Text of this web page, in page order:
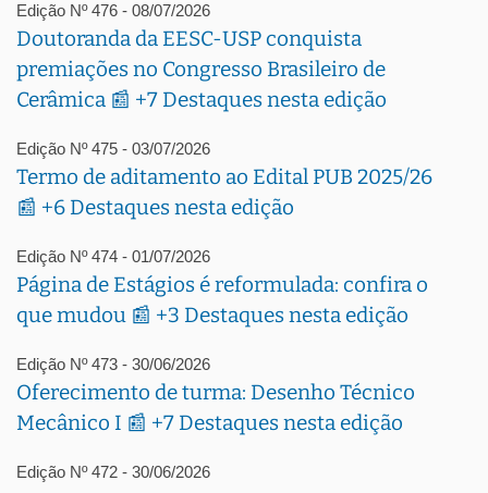
Edição Nº 476 - 08/07/2026
Doutoranda da EESC-USP conquista
premiações no Congresso Brasileiro de
Cerâmica 📰 +7 Destaques nesta edição
Edição Nº 475 - 03/07/2026
Termo de aditamento ao Edital PUB 2025/26
📰 +6 Destaques nesta edição
Edição Nº 474 - 01/07/2026
Página de Estágios é reformulada: confira o
que mudou 📰 +3 Destaques nesta edição
Edição Nº 473 - 30/06/2026
Oferecimento de turma: Desenho Técnico
Mecânico I 📰 +7 Destaques nesta edição
Edição Nº 472 - 30/06/2026